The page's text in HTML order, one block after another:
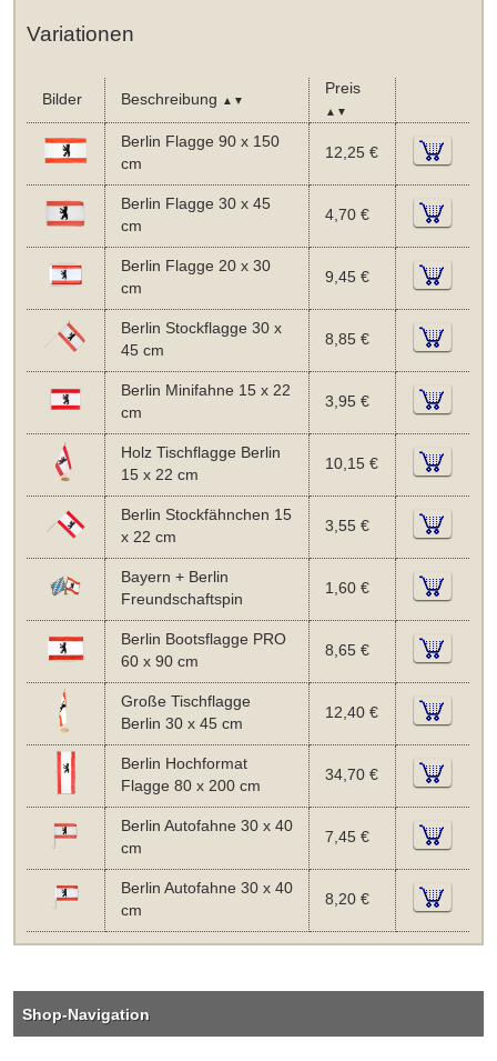
Variationen
Bilder Beschreibung ▲▼
Preis
▲▼
Berlin Flagge 90 x 150
cm
12,25 €
Berlin Flagge 30 x 45
cm
4,70 €
Berlin Flagge 20 x 30
cm
9,45 €
Berlin Stockflagge 30 x
45 cm
8,85 €
Berlin Minifahne 15 x 22
cm
3,95 €
Holz Tischflagge Berlin
15 x 22 cm
10,15 €
Berlin Stockfähnchen 15
x 22 cm
3,55 €
Bayern + Berlin
Freundschaftspin
1,60 €
Berlin Bootsflagge PRO
60 x 90 cm
8,65 €
Große Tischflagge
Berlin 30 x 45 cm
12,40 €
Berlin Hochformat
Flagge 80 x 200 cm
34,70 €
Berlin Autofahne 30 x 40
cm
7,45 €
Berlin Autofahne 30 x 40
cm
8,20 €
Shop-Navigation